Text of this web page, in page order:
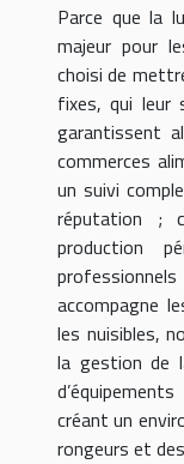
Parce que la
majeur pour
choisi de
fixes, qui leur
garantissent
commerces
un suivi
réputation ;
production
accompagne
les nuisibles,
la gestion de
créant un
rongeurs et